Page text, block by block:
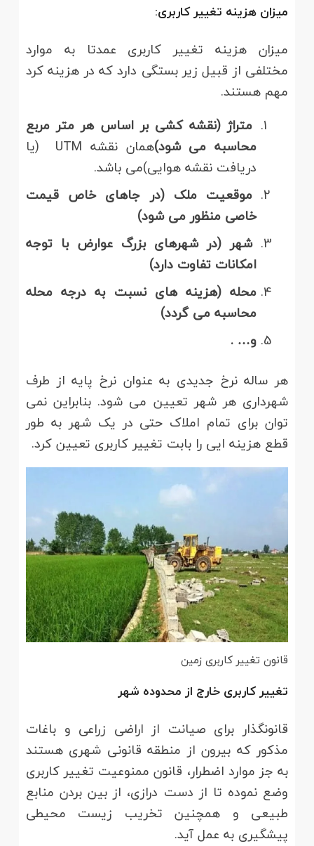
میزان هزینه تغییر کاربری:
میزان هزینه تغییر کاربری عمدتا به موارد
مختلفی از قبیل زیر بستگی دارد که در هزینه کرد
مهم هستند.
متراژ (نقشه کشی بر اساس هر متر مربع
محاسبه می شود)
همان نقشه UTM (یا
دریافت نقشه هوایی)می باشد.
موقعیت ملک (در جاهای خاص قیمت
خاصی منظور می شود)
شهر (در شهرهای بزرگ عوارض با توجه
امکانات تفاوت دارد)
محله (هزینه های نسبت به درجه محله
محاسبه می گردد)
و… .
هر ساله نرخ جدیدی به عنوان نرخ پایه از طرف
شهرداری هر شهر تعیین می شود. بنابراین نمی
توان برای تمام املاک حتی در یک شهر به طور
قطع هزینه ایی را بابت تغییر کاربری تعیین کرد.
قانون تغییر کاربری زمین
تغییر کاربری خارج از محدوده شهر
قانونگذار برای صیانت از اراضی زراعی و باغات
مذکور که بیرون از منطقه قانونی شهری هستند
به جز موارد اضطرار، قانون ممنوعیت تغییر کاربری
وضع نموده تا از دست درازی، از بین بردن منابع
طبیعی و همچنین تخریب زیست محیطی
پیشگیری به عمل آید.